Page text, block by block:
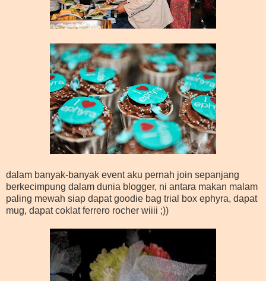
dalam banyak-banyak event aku pernah join sepanjang
berkecimpung dalam dunia blogger, ni antara makan malam
paling mewah siap dapat goodie bag trial box ephyra, dapat
mug, dapat coklatferrero rocher wiiii ;))